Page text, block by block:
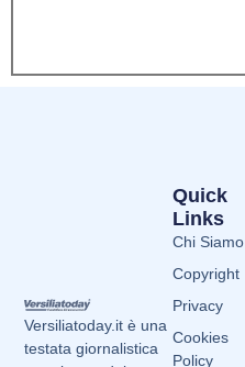
Versiliatoday.it è una
testata giornalistica
Quick
Links
Chi Siamo
Copyright
Privacy
Cookies
Policy